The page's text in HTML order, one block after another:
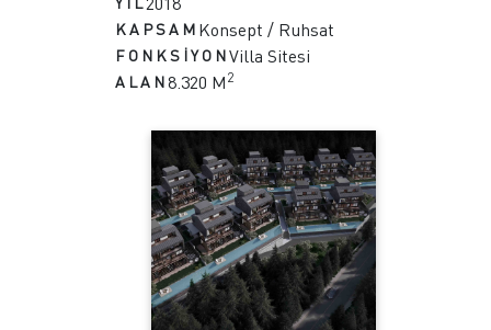
KAPSAM Konsept / Ruhsat
FONKSİYONVilla Sitesi
ALAN8.320 M 2